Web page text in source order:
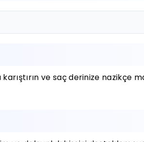
karıştırın ve saç derinize